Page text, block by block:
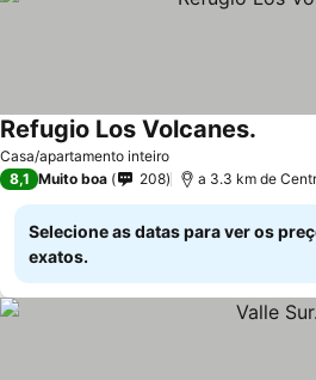
Casa/apartamento inteiro
Refugio Los Volcanes.
8,1 Muito boa 208 a 3.3 km de
Selecione as datas para ver os
exatos.